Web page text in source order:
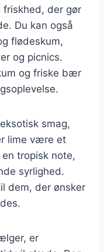
der gør
Du kan også
flødeskum,
og picnics.
og friske bær
smag,
lime være et
tropisk note,
syrlighed.
dem, der ønsker
er